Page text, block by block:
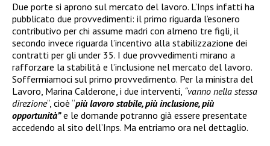
Due porte si aprono sul mercato del lavoro. L’Inps infatti ha
pubblicato due provvedimenti: il primo riguarda l’esonero
contributivo per chi assume madri con almeno tre figli, il
secondo invece riguarda l’incentivo alla stabilizzazione dei
contratti per gli under 35. I due provvedimenti mirano a
rafforzare la stabilità e l’inclusione nel mercato del lavoro.
Soffermiamoci sul primo provvedimento. Per la ministra del
Lavoro, Marina Calderone, i due interventi, “vanno nella stessa
direzione“, cioè “più lavoro stabile, più inclusione, più
opportunità”e le domande potranno già essere presentate
accedendo al sito dell’Inps. Ma entriamo ora nel dettaglio.